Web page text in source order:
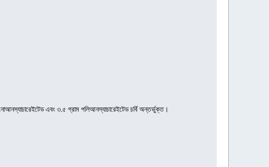
এবং ৩.৫ গ্রাম পলিআনস্যাচারেইটেড চর্বি অন্তর্ভুক্ত।